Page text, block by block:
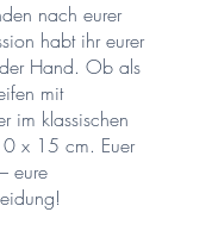
nach eurer
habt ihr eurer
Hand. Ob als
mit
im klassischen
x 15 cm. Euer
eure